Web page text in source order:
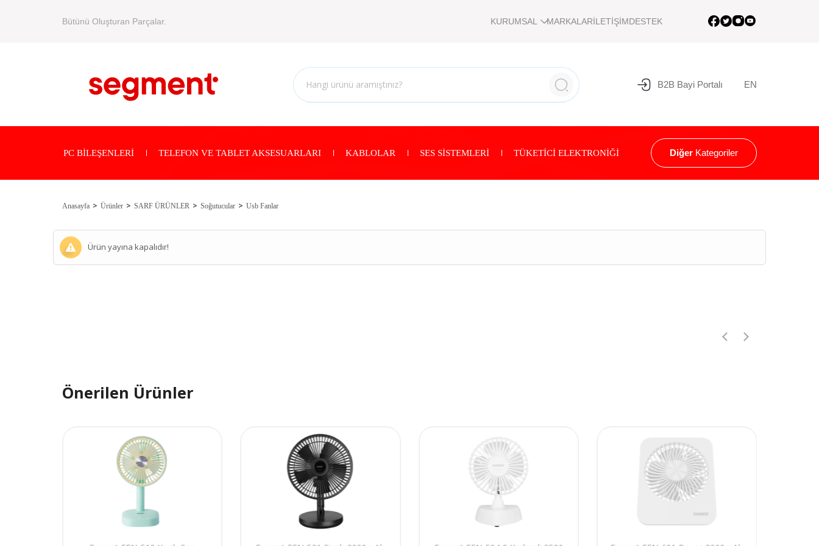
Bütünü Oluşturan Parçalar. KURUMSAL MARKALARİLETİŞİMDESTEK
B2B Bayi Portalı EN
PC BİLEŞENLERİ TELEFON VE TABLET AKSESUARLARI KABLOLAR SES SİSTEMLERİ TÜKETİCİ ELEKTRONİĞİ Diğer Kategoriler
Anasayfa Ürünler SARF ÜRÜNLER Soğutucular Usb Fanlar
Ürün yayına kapalıdır!
Önerilen Ürünler